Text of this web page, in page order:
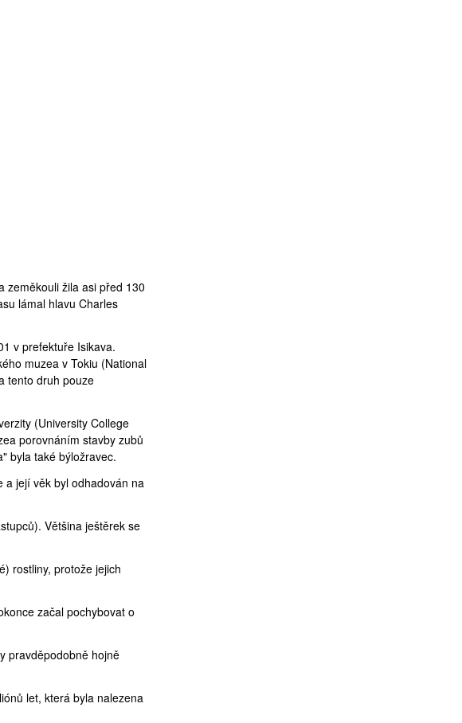
zeměkouli žila asi před 130
lámal hlavu Charles
v prefektuře Isikava.
muzea v Tokiu (National
tento druh pouze
(University College
porovnáním stavby zubů
byla také býložravec.
a její věk byl odhadován na
Většina ještěrek se
rostliny, protože jejich
začal pochybovat o
pravděpodobně hojně
let, která byla nalezena